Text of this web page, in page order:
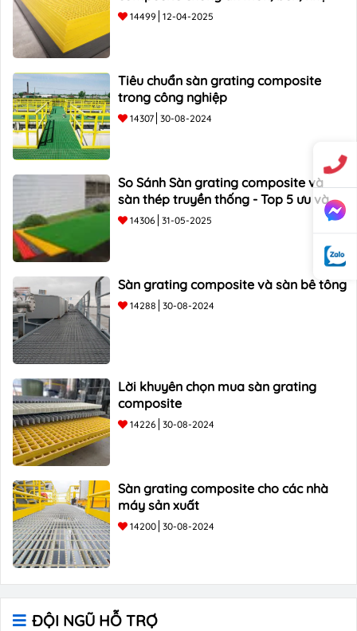
14499 12-04-2025
Tiêu chuẩn sàn grating composite
trong công nghiệp
14307 30-08-2024
So Sánh Sàn grating composite và
sàn thép truyền thống - Top 5 ưu và
nhược điểm
14306 31-05-2025
Sàn grating composite và sàn bê tông
14288 30-08-2024
Lời khuyên chọn mua sàn grating
composite
14226 30-08-2024
Sàn grating composite cho các nhà
máy sản xuất
14200 30-08-2024
ĐỘI NGŨ HỖ TRỢ